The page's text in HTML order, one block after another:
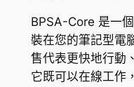
BPSA-Core 是一
裝在您的筆記型電
售代表更快地行動
它既可以在線工作